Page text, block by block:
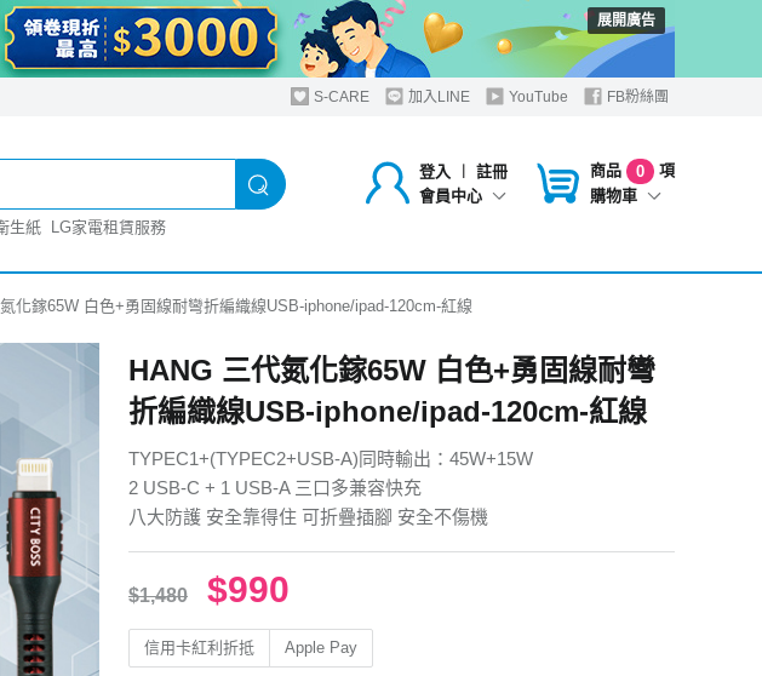
展開廣告
S-CARE 加入LINE YouTube FB粉絲團
登入 ︱
註冊
會員中心
商品 0
項
購物車
生紙 LG家電租賃服務
化鎵65W 白色+勇固線耐彎折編織線USB-iphone/ipad-120cm-紅線
HANG 三代氮化鎵65W 白色+勇固線耐彎
折編織線USB-iphone/ipad-120cm-紅線
TYPEC1+(TYPEC2+USB-A)同時輸出：45W+15W
2 USB-C + 1 USB-A 三口多兼容快充
八大防護 安全靠得住 可折疊插腳 安全不傷機
$1,480 $990
信用卡紅利折抵 Apple Pay